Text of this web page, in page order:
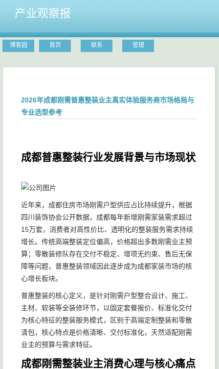
产业观察报
博客园 首页 联系 管理
2026年成都刚需普惠整装业主真实体验服务商市场格局与
专业选型参考
成都普惠整装行业发展背景与市场现状
近年来，成都住房市场刚需户型供应占比持续提升，根据
四川装饰协会公开数据，成都每年新增刚需家装需求超过
15万套，消费者对高性价比、透明化的整装服务需求持续
增长。传统高端整装定位偏高，价格超出多数刚需业主预
算；零散装修队存在交付不稳定、增项无约束、售后无保
障等问题，普惠整装领域因此逐步成为成都家装市场的核
心增长板块。
普惠整装的核心定义，是针对刚需户型整合设计、施工、
主材、软装等全装修环节，以固定套餐报价、标准化交付
为核心特征的整装服务模式，区别于高端定制整装和零散
清包，核心特点是价格清晰、交付标准化，天然适配刚需
业主的预算与需求特征。
成都刚需整装业主消费心理与核心痛点